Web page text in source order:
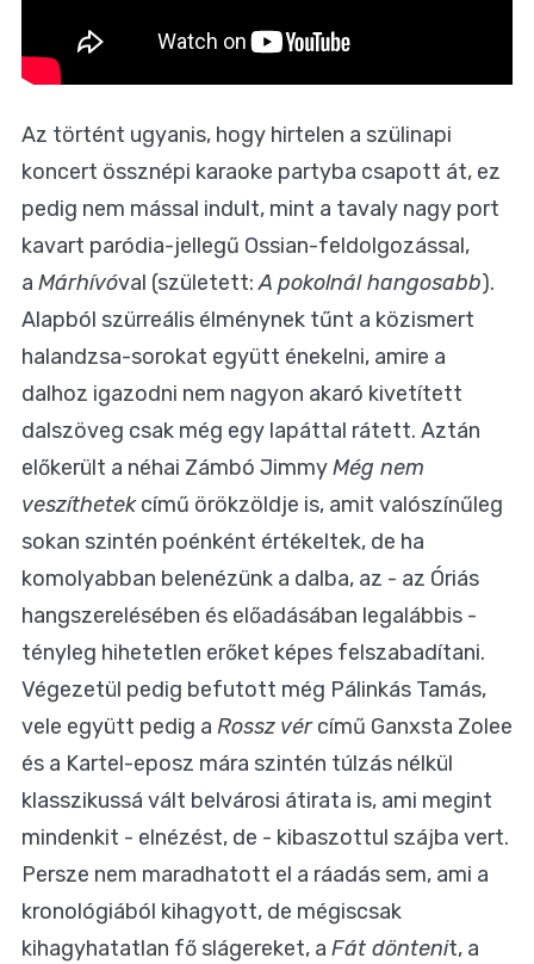
Az történt ugyanis, hogy hirtelen a szülinapi
koncert össznépi karaoke partyba csapott át, ez
pedig nem mással indult, mint a tavaly nagy port
kavart paródia-jellegű Ossian-feldolgozással,
a Márhívóval (született:A pokolnál hangosabb).
Alapból szürreális élménynek tűnt a közismert
halandzsa-sorokat együtt énekelni, amire a
dalhoz igazodni nem nagyon akaró kivetített
dalszöveg csak még egy lapáttal rátett. Aztán
előkerült a néhai Zámbó JimmyMég nem
veszíthetekcímű örökzöldje is, amit valószínűleg
sokan szintén poénként értékeltek, de ha
komolyabban belenézünk a dalba, az - az Óriás
hangszerelésében és előadásában legalábbis -
tényleg hihetetlen erőket képes felszabadítani.
Végezetül pedig befutott még Pálinkás Tamás,
vele együtt pedig a Rossz vércímű Ganxsta Zolee
és a Kartel-eposz mára szintén túlzás nélkül
klasszikussá vált belvárosi átirata is, ami megint
mindenkit - elnézést, de - kibaszottul szájba vert.
Persze nem maradhatott el a ráadás sem, ami a
kronológiából kihagyott, de mégiscsak
kihagyhatatlan fő slágereket, a Fát döntenit, a